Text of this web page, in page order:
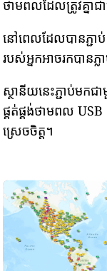
ថាមពលដែលត្រូវគ្នា
នៅពេលដែលបានភ្ជា
របស់អ្នកអាចរកបាន
ស្ថានីយនេះភ្ជាប់មក
ផ្គត់ផ្គង់ថាមពល USB
ស្រេចចិត្ត។